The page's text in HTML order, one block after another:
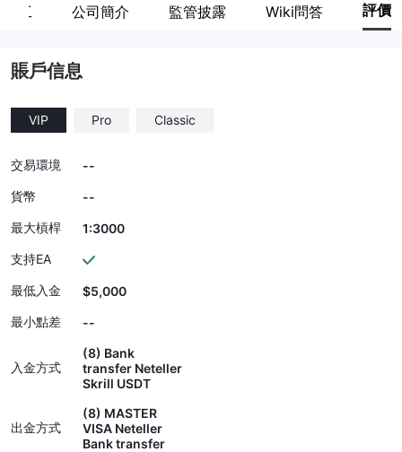
工 公司簡介 監管披露 Wiki問答 評價
賬戶信息
VIP Pro Classic
交易環境
--
貨幣
--
最大槓桿
1:3000
支持EA
最低入金
$5,000
最小點差
--
入金方式
(8) Bank
transfer Neteller
Skrill USDT
出金方式
(8) MASTER
VISA Neteller
Bank transfer